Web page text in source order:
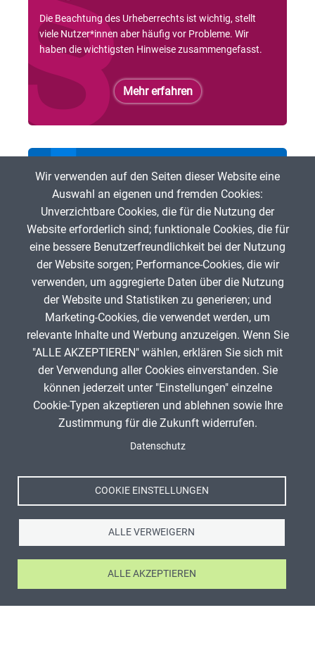
Die Beachtung des Urheberrechts ist wichtig, stellt
viele Nutzer*innen aber häufig vor Probleme. Wir
haben die wichtigsten Hinweise zusammengefasst.
Mehr erfahren
Bei der ZUM mitmachen
Du möchtest freie digitale Lehr- und Lerninhalte
fördern? Dann bist Du herzlich eingeladen, bei der ZUM
mitzumachen!
Mehr erfahren
Wir verwenden auf den Seiten dieser Website eine
Auswahl an eigenen und fremden Cookies:
Unverzichtbare Cookies, die für die Nutzung der
Website erforderlich sind; funktionale Cookies, die für
eine bessere Benutzerfreundlichkeit bei der Nutzung
der Website sorgen; Performance-Cookies, die wir
verwenden, um aggregierte Daten über die Nutzung
der Website und Statistiken zu generieren; und
Marketing-Cookies, die verwendet werden, um
relevante Inhalte und Werbung anzuzeigen. Wenn Sie
"ALLE AKZEPTIEREN" wählen, erklären Sie sich mit
der Verwendung aller Cookies einverstanden. Sie
können jederzeit unter "Einstellungen" einzelne
Cookie-Typen akzeptieren und ablehnen sowie Ihre
Zustimmung für die Zukunft widerrufen.
Datenschutz
COOKIE EINSTELLUNGEN
ALLE VERWEIGERN
ALLE AKZEPTIEREN